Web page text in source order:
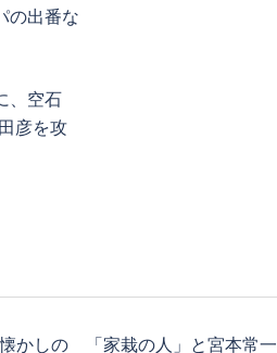
の出番な
、空石
彦を攻
かしの 「家栽の人」と宮本常一